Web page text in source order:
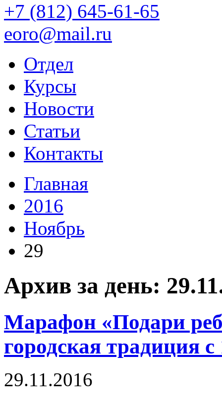
+7 (812) 645-61-65
eoro@mail.ru
Отдел
Курсы
Новости
Статьи
Контакты
Главная
2016
Ноябрь
29
Архив за день:
Марафон «Подари
городская традиция
29.11.2016